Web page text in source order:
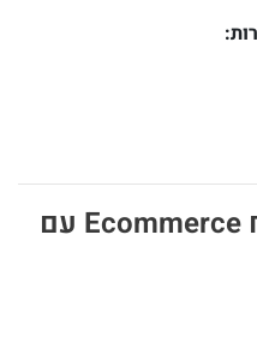
טעויות נפוצות בפיתוח Ecommerce עם